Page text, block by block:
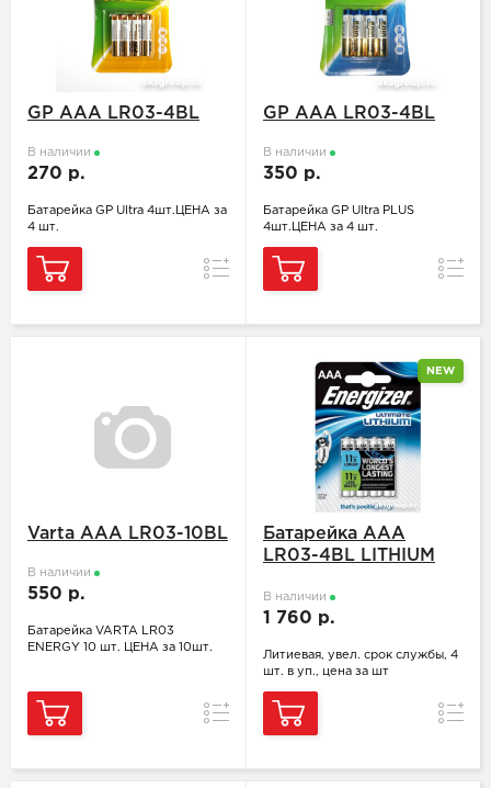
GP ААA LR03-4BL
В наличии
270 р.
Батарейка GP Ultra 4шт.ЦЕНА за
4 шт.
Сравнение
GP ААA LR03-4BL
В наличии
350 р.
Батарейка GP Ultra PLUS
4шт.ЦЕНА за 4 шт.
Varta ААA LR03-10BL
В наличии
550 р.
Батарейка VARTA LR03
ENERGY 10 шт. ЦЕНА за 10шт.
Сравнение
NEW
Батарейка ААA
LR03-4BL LITHIUM
В наличии
1 760 р.
Литиевая, увел. срок службы, 4
шт. в уп., цена за шт